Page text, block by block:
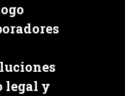
legal y